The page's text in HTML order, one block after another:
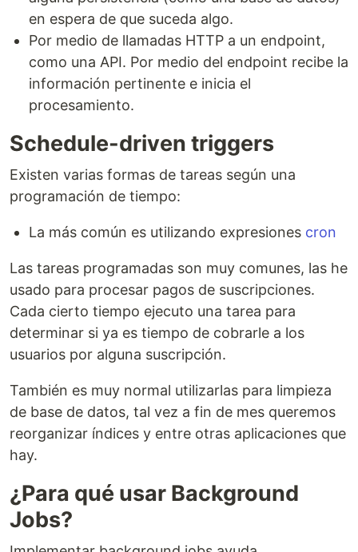
en espera de que suceda algo.
Por medio de llamadas HTTP a un endpoint,
como una API. Por medio del endpoint recibe la
información pertinente e inicia el
procesamiento.
Schedule-driven triggers
Existen varias formas de tareas según una
programación de tiempo:
La más común es utilizando expresiones cron
Las tareas programadas son muy comunes, las he
usado para procesar pagos de suscripciones.
Cada cierto tiempo ejecuto una tarea para
determinar si ya es tiempo de cobrarle a los
usuarios por alguna suscripción.
También es muy normal utilizarlas para limpieza
de base de datos, tal vez a fin de mes queremos
reorganizar índices y entre otras aplicaciones que
hay.
¿Para qué usar Background
Jobs?